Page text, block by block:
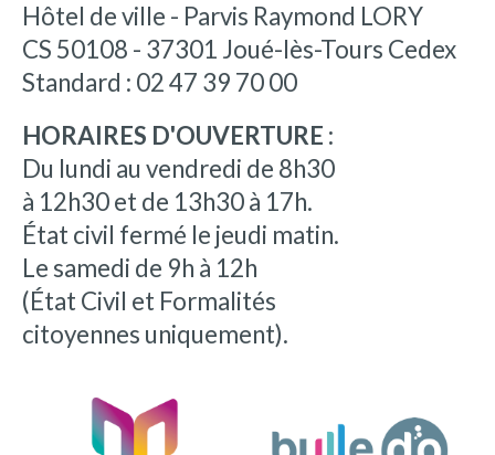
Hôtel de ville - Parvis Raymond LORY
CS 50108 - 37301 Joué-lès-Tours Cedex
Standard : 02 47 39 70 00
HORAIRES D'OUVERTURE :
Du lundi au vendredi de 8h30
à 12h30 et de 13h30 à 17h.
État civil fermé le jeudi matin.
Le samedi de 9h à 12h
(État Civil et Formalités
citoyennes uniquement).